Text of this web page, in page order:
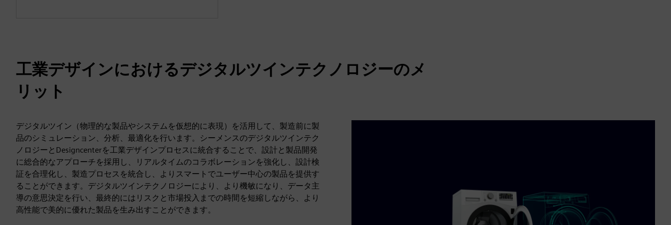
工業デザインにおけるデジタルツインテクノロジーのメ
リット
デジタルツイン（物理的な製品やシステムを仮想的に表現）を活用して、製造前に製
品のシミュレーション、分析、最適化を行います。シーメンスのデジタルツインテク
ノロジーとDesigncenterを工業デザインプロセスに統合することで、設計と製品開発
に総合的なアプローチを採用し、リアルタイムのコラボレーションを強化し、設計検
証を合理化し、製造プロセスを統合し、よりスマートでユーザー中心の製品を提供す
ることができます。デジタルツインテクノロジーにより、より機敏になり、データ主
導の意思決定を行い、最終的にはリスクと市場投入までの時間を短縮しながら、より
高性能で美的に優れた製品を生み出すことができます。